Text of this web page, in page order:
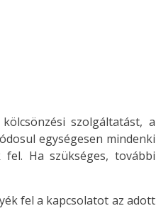
szolgáltatást, a
egységesen mindenki
Ha szükséges, további
fel a kapcsolatot az adott